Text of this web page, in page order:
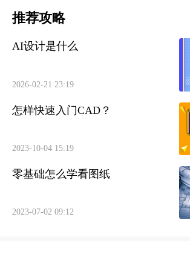
推荐攻略
AI设计是什么
2026-02-21 23:19
怎样快速入门CAD？
2023-10-04 15:19
零基础怎么学看图纸
2023-07-02 09:12